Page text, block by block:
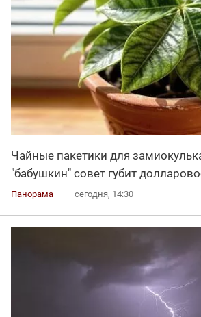
Чайные пакетики для
"бабушкин" совет губит
Панорама сегодня, 14:30